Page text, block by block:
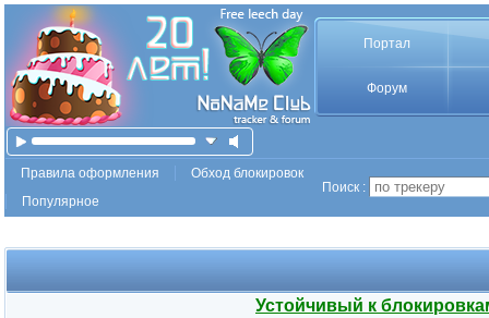
Портал
Форум
Правила оформления
Обход блокировок
Популярное
Поиск :
Устойчивый к